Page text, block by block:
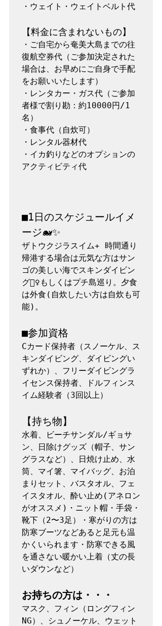
・ウェイト・ウェイトベルト代
【料金に含まれないもの】
・ご自宅から奄美大島までの往
復航空券代（ご参加決定された
場合は、お早めにご自身で手配
をお願いいたします）
・レンタカー・ガス代（ご参加
者様で割り勘：約10000円/1
名）
・食事代（自炊可）
・レンタル器材代
・イカ釣りなどのオプションの
アクティビティ代
■1日のスケジュールイメ
ージ🐋✨
ザトウクジラスイム+ 時間通り
帰港する場合は元気な方はサン
ゴの美しい海でスキンダイビン
グ🧜‍♀️もしくはプチ島巡り。夕食
は外食(自炊したい方は自炊も可
能)。
■参加資格
Cカード保持者（スノーケル、ス
キンダイビング、ダイビングい
ずれか）、フリーダイビングラ
イセンス保持者、ドルフィンス
イム経験者（3回以上）
【持ち物】
水着、ビーチサンダル/ギョサ
ン、日除けグッズ（帽子、サン
グラスなど）、日焼け止め、水
筒、マイ箸、マイバッグ、お泊
まりセット、バスタオル、フェ
イスタオル、酔い止め(アネロン
がオススメ)・ニット帽・手袋・
靴下（2〜3足）・寒がりの方は
防寒ブーツなどあると足元も温
かくいられます・防寒できる風
を通さない暖かい上着（丈の長
いダウンなど）
お持ちの方は・・・
マスク、フィン（ロングフィン
NG）、シュノーケル、ウェット